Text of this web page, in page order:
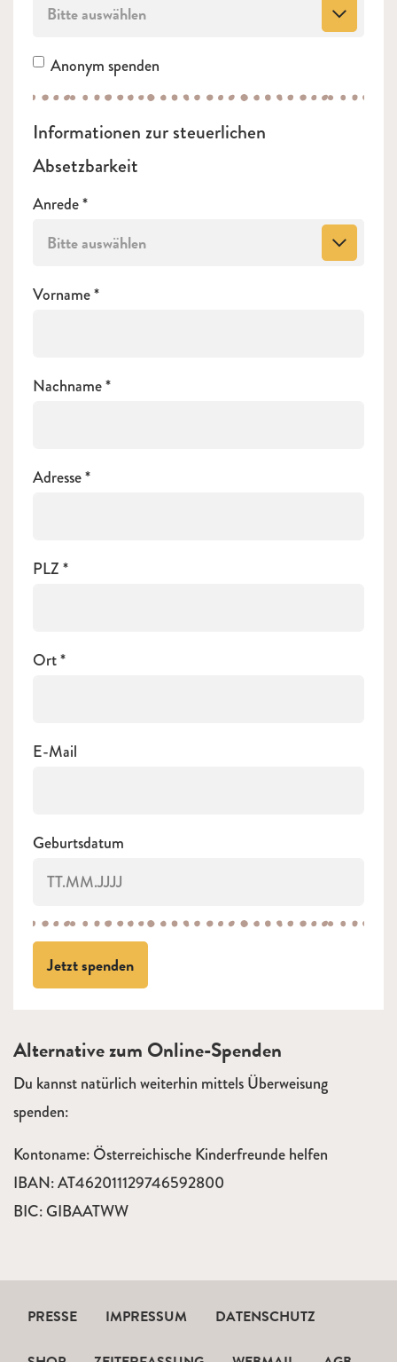
Bitte auswählen
Anonym spenden
Informationen zur steuerlichen
Absetzbarkeit
Anrede
Bitte auswählen
Vorname
Nachname
Adresse
PLZ
Ort
E-Mail
Geburtsdatum
Jetzt spenden
Alternative zum Online-Spenden
Du kannst natürlich weiterhin mittels Überweisung
spenden:
Kontoname: Österreichische Kinderfreunde helfen
IBAN: AT462011129746592800
BIC: GIBAATWW
PRESSE IMPRESSUM DATENSCHUTZ